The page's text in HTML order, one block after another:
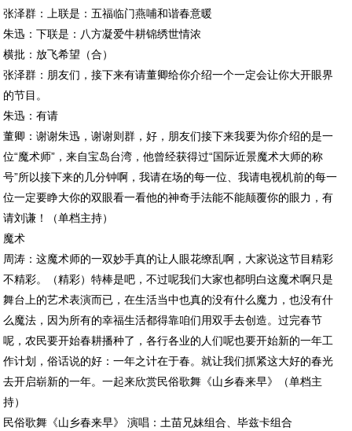
张泽群：上联是：五福临门燕哺和谐春意暖
朱迅：下联是：八方凝爱牛耕锦绣世情浓
横批：放飞希望（合）
张泽群：朋友们，接下来有请董卿给你介绍一个一定会让你大开眼界
的节目。
朱迅：有请
董卿：谢谢朱迅，谢谢则群，好，朋友们接下来我要为你介绍的是一
位“魔术师”，来自宝岛台湾，他曾经获得过“国际近景魔术大师的称
号”所以接下来的几分钟啊，我请在场的每一位、我请电视机前的每一
位一定要睁大你的双眼看一看他的神奇手法能不能颠覆你的眼力，有
请刘谦！（单档主持）
魔术
周涛：这魔术师的一双妙手真的让人眼花缭乱啊，大家说这节目精彩
不精彩。（精彩）特棒是吧，不过呢我们大家也都明白这魔术啊只是
舞台上的艺术表演而已，在生活当中也真的没有什么魔力，也没有什
么魔法，因为所有的幸福生活都得靠咱们用双手去创造。过完春节
呢，农民要开始春耕播种了，各行各业的人们呢也要开始新的一年工
作计划，俗话说的好：一年之计在于春。就让我们抓紧这大好的春光
去开启崭新的一年。一起来欣赏民俗歌舞《山乡春来早》（单档主
持）
民俗歌舞《山乡春来早》 演唱：土苗兄妹组合、毕兹卡组合